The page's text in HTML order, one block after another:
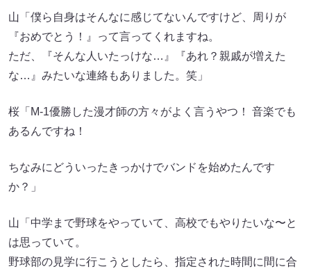
山「僕ら自身はそんなに感じてないんですけど、周りが
『おめでとう！』って言ってくれますね。
ただ、『そんな人いたっけな…』『あれ？親戚が増えた
な…』みたいな連絡もありました。笑」
桜「M-1優勝した漫才師の方々がよく言うやつ！ 音楽でも
あるんですね！
ちなみにどういったきっかけでバンドを始めたんです
か？」
山「中学まで野球をやっていて、高校でもやりたいな〜と
は思っていて。
野球部の見学に行こうとしたら、指定された時間に間に合